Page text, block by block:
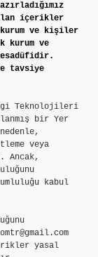
içerikler
ve kişiler
kurum ve
tavsiye
Teknolojileri
bir Yer
veya
Ancak,
kabul
yasal